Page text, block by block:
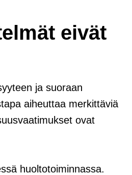
eivät
ja suoraan
aiheuttaa merkittäviä
ovat
huoltotoiminnassa.